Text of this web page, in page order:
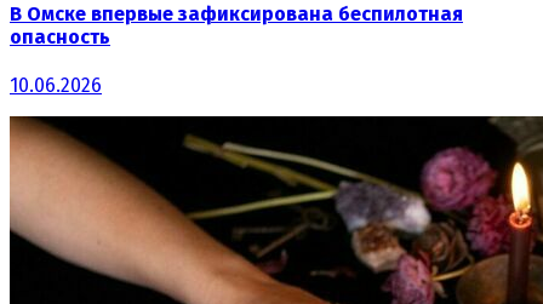
В Омске впервые зафиксирована беспилотная
опасность
10.06.2026